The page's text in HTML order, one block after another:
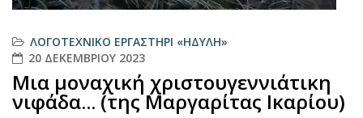
ΛΟΓΟΤΕΧΝΙΚΌ ΕΡΓΑΣΤΉΡΙ «ΗΔΎΛΗ»
20 ΔΕΚΕΜΒΡΊΟΥ 2023
Μια μοναχική χριστουγεννιάτικη
νιφάδα... (της Μαργαρίτας Ικαρίου)